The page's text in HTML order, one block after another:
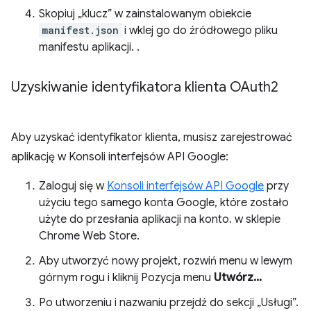
Skopiuj „klucz” w zainstalowanym obiekcie
manifest.json i wklej go do źródłowego pliku
manifestu aplikacji. .
Uzyskiwanie identyfikatora klienta OAuth2
Aby uzyskać identyfikator klienta, musisz zarejestrować
aplikację w Konsoli interfejsów API Google:
Zaloguj się w Konsoli interfejsów API Google przy
użyciu tego samego konta Google, które zostało
użyte do przesłania aplikacji na konto. w sklepie
Chrome Web Store.
Aby utworzyć nowy projekt, rozwiń menu w lewym
górnym rogu i kliknij Pozycja menu Utwórz...
Po utworzeniu i nazwaniu przejdź do sekcji „Usługi”.